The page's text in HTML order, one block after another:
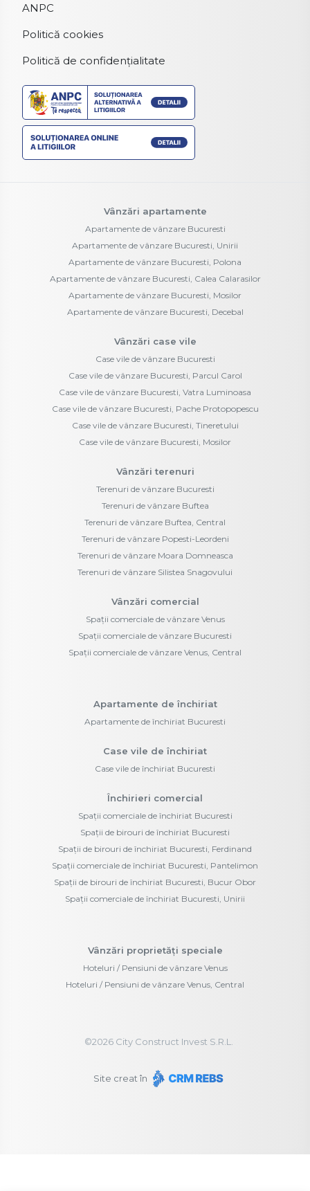
ANPC
Politică cookies
Politică de confidențialitate
Vânzări apartamente
Apartamente de vânzare Bucuresti
Apartamente de vânzare Bucuresti, Unirii
Apartamente de vânzare Bucuresti, Polona
Apartamente de vânzare Bucuresti, Calea Calarasilor
Apartamente de vânzare Bucuresti, Mosilor
Apartamente de vânzare Bucuresti, Decebal
Vânzări case vile
Case vile de vânzare Bucuresti
Case vile de vânzare Bucuresti, Parcul Carol
Case vile de vânzare Bucuresti, Vatra Luminoasa
Case vile de vânzare Bucuresti, Pache Protopopescu
Case vile de vânzare Bucuresti, Tineretului
Case vile de vânzare Bucuresti, Mosilor
Vânzări terenuri
Terenuri de vânzare Bucuresti
Terenuri de vânzare Buftea
Terenuri de vânzare Buftea, Central
Terenuri de vânzare Popesti-Leordeni
Terenuri de vânzare Moara Domneasca
Terenuri de vânzare Silistea Snagovului
Vânzări comercial
Spații comerciale de vânzare Venus
Spații comerciale de vânzare Bucuresti
Spații comerciale de vânzare Venus, Central
Apartamente de închiriat
Apartamente de închiriat Bucuresti
Case vile de închiriat
Case vile de închiriat Bucuresti
Închirieri comercial
Spații comerciale de închiriat Bucuresti
Spații de birouri de închiriat Bucuresti
Spații de birouri de închiriat Bucuresti, Ferdinand
Spații comerciale de închiriat Bucuresti, Pantelimon
Spații de birouri de închiriat Bucuresti, Bucur Obor
Spații comerciale de închiriat Bucuresti, Unirii
Vânzări proprietăți speciale
Hoteluri / Pensiuni de vânzare Venus
Hoteluri / Pensiuni de vânzare Venus, Central
©2026City Construct Invest S.R.L.
Site creat în